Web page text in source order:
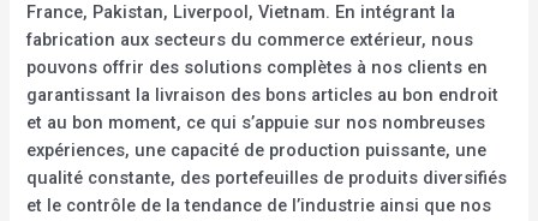
France, Pakistan, Liverpool, Vietnam. En intégrant la
fabrication aux secteurs du commerce extérieur, nous
pouvons offrir des solutions complètes à nos clients en
garantissant la livraison des bons articles au bon endroit
et au bon moment, ce qui s’appuie sur nos nombreuses
expériences, une capacité de production puissante, une
qualité constante, des portefeuilles de produits diversifiés
et le contrôle de la tendance de l’industrie ainsi que nos